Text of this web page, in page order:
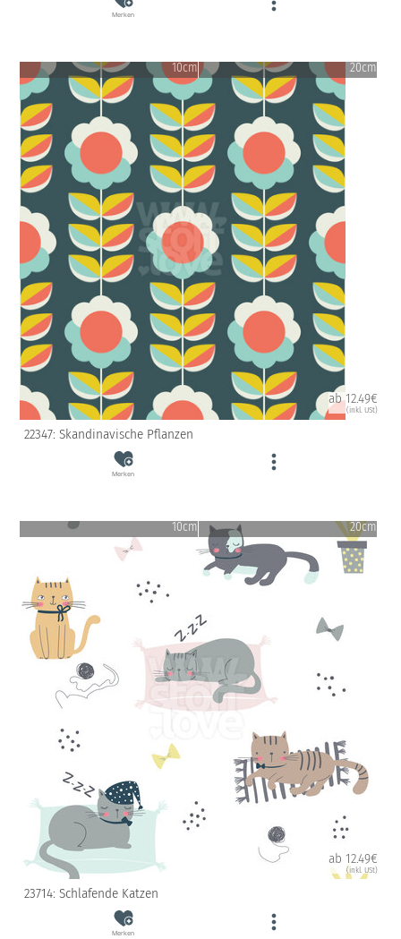
Merken
10cm 20cm
ab 12.49€
(inkl. USt)
22347: Skandinavische Pflanzen
Merken
10cm 20cm
ab 12.49€
(inkl. USt)
23714: Schlafende Katzen
Merken